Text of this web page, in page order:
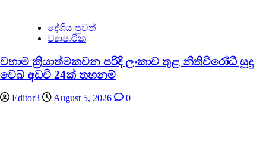
දේශීය පුවත්
ව්‍යාපාරික
වහාම ක්‍රියාත්මකවන පරිදි ලංකාව තුළ නීතිවිරෝධී සූදු
වෙබ් අඩවි 24ක් තහනම්
Editor3 August 5, 2026 0